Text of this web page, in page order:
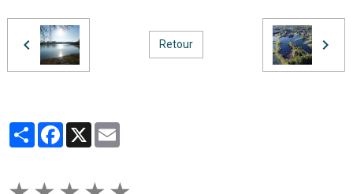
Retour
PartagerFacebook
X